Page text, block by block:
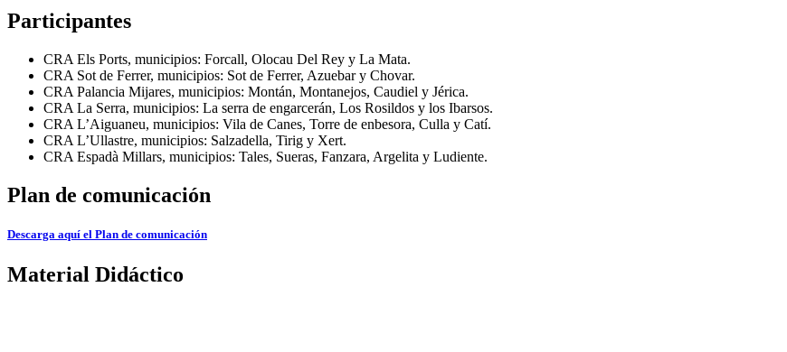
Participantes
CRA Els Ports, municipios: Forcall, Olocau Del Rey y La Mata.
CRA Sot de Ferrer, municipios: Sot de Ferrer, Azuebar y Chovar.
CRA Palancia Mijares, municipios: Montán, Montanejos, Caudiel y Jérica.
CRA La Serra, municipios: La serra de engarcerán, Los Rosildos y los Ibarsos.
CRA L’Aiguaneu, municipios: Vila de Canes, Torre de enbesora, Culla y Catí.
CRA L’Ullastre, municipios: Salzadella, Tirig y Xert.
CRA Espadà Millars, municipios: Tales, Sueras, Fanzara, Argelita y Ludiente.
Plan de comunicación
Descarga aquí el Plan de comunicación
Material Didáctico